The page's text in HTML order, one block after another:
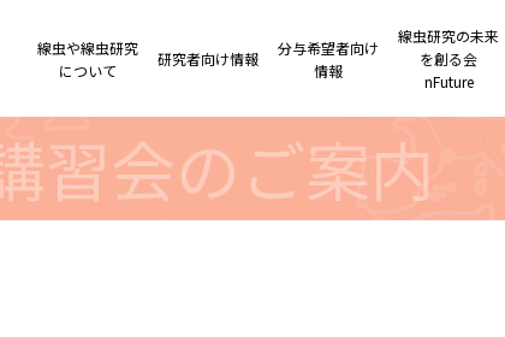
線虫や線虫研究
について
研究者向け情報
分与希望者向け
情報
線虫研究の未来
を創る会
nFuture
習会のご案内